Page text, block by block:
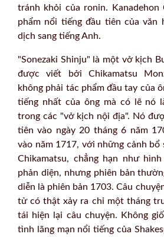
tránh khỏi của ronin.
phẩm nổi tiếng đầu tiên của văn
dịch sang tiếng Anh.
"Sonezaki Shinju" là một vở kịch
được viết bởi Chikamatsu
không phải tác phẩm đầu tay của
tiếng nhất của ông mà có lẽ nó
trong các "vở kịch nội địa". Nó
tiên vào ngày 20 tháng 6 năm
vào năm 1717, với những cảnh
Chikamatsu, chẳng hạn như
phản diện, nhưng phiên bản
diễn là phiên bản 1703. Câu
tử có thật xảy ra chỉ một tháng
tái hiện lại câu chuyện. Không
tình lãng mạn nổi tiếng của